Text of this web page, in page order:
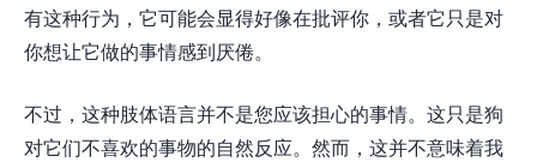
有这种行为，它可能会显得好像在批评你，或者它只是对
你想让它做的事情感到厌倦。
不过，这种肢体语言并不是您应该担心的事情。这只是狗
对它们不喜欢的事物的自然反应。然而，这并不意味着我